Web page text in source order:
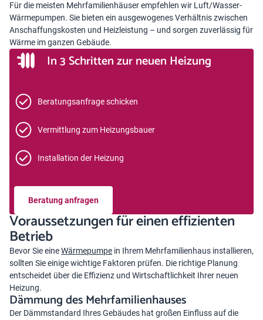
Für die meisten Mehrfamilienhäuser empfehlen wir Luft/Wasser-
Wärmepumpen. Sie bieten ein ausgewogenes Verhältnis zwischen
Anschaffungskosten und Heizleistung – und sorgen zuverlässig für
Wärme im ganzen Gebäude.
In 3 Schritten zur neuen Heizung
Beratungsanfrage schicken
Vermittlung zum Heizungsbauer
Installation der Heizung
Beratung anfragen
Voraussetzungen für einen effizienten
Betrieb
Bevor Sie eineWärmepumpe in Ihrem Mehrfamilienhaus installieren,
sollten Sie einige wichtige Faktoren prüfen. Die richtige Planung
entscheidet über die Effizienz und Wirtschaftlichkeit Ihrer neuen
Heizung.
Dämmung des Mehrfamilienhauses
Der Dämmstandard Ihres Gebäudes hat großen Einfluss auf die